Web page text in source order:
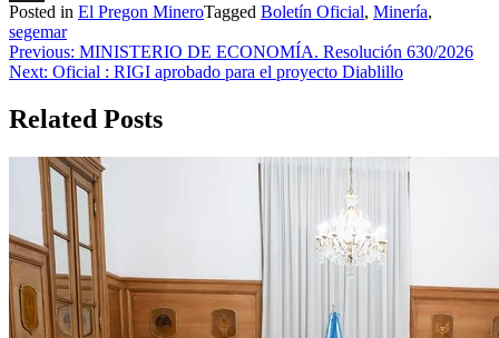
Share
Posted in El Pregon MineroTagged Boletín Oficial, Minería,
segemar
Navegación
de
entradas
Previous: MINISTERIO DE ECONOMÍA. Resolución 630/2026
Next: Oficial : RIGI aprobado para el proyecto Diablillo
Related Posts